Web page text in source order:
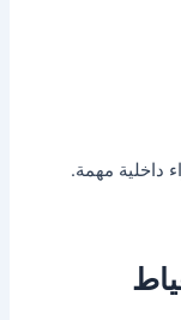
داخلية مهمة.